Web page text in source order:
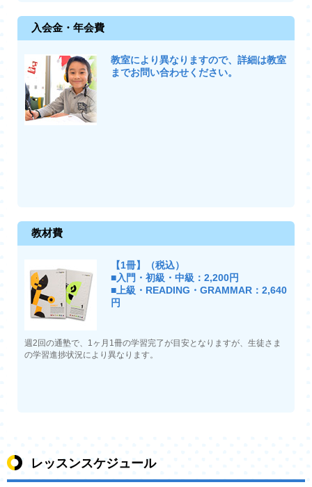
入会金・年会費
教室により異なりますので、詳細は教室
までお問い合わせください。
教材費
【1冊】（税込）
■入門・初級・中級：2,200円
■上級・READING・GRAMMAR：2,640
円
週2回の通塾で、1ヶ月1冊の学習完了が目安となりますが、生徒さま
の学習進捗状況により異なります。
レッスンスケジュール